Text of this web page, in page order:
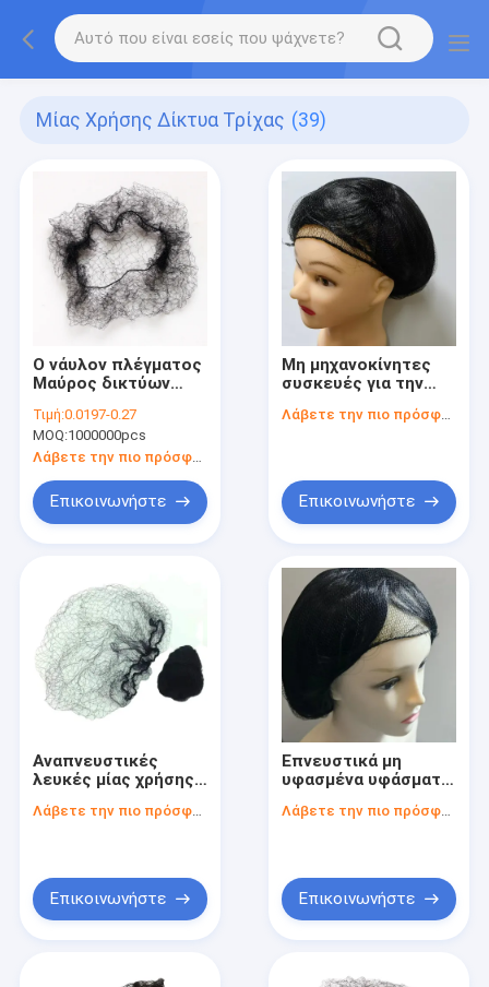
Μίας Χρήσης Δίκτυα Τρίχας (39)
Ο νάυλον πλέγματος
Μαύρος δικτύων
αόρατος μίας χρήσης
Τιμή:0.0197-0.27
MOQ:1000000pcs
Λάβετε την πιο πρόσφατη τιμή
Επικοινωνήστε
Μη μηχανοκίνητες
συσκευές για την
Λάβετε την πιο πρόσφατη τιμή
Επικοινωνήστε
Αναπνευστικές
λευκές μίας χρήσης
μαλλιών μαλακά
βιομηχανίες
Λάβετε την πιο πρόσφατη τιμή
Επικοινωνήστε
Επνευστικά μη
υφασμένα υφάσματα
μίας χρήσης μαλλιών
Λάβετε την πιο πρόσφατη τιμή
Επικοινωνήστε